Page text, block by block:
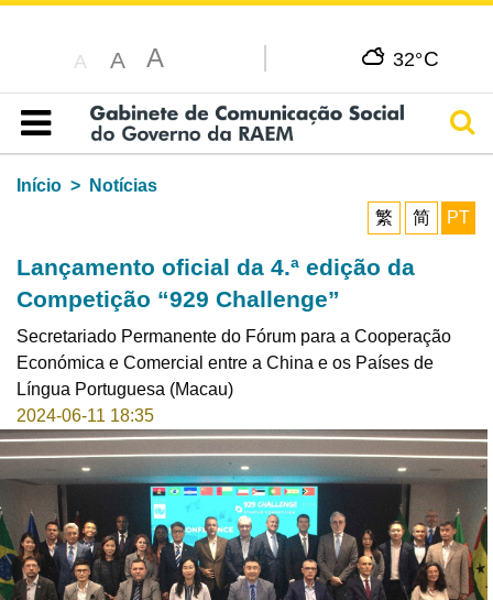
A A A 32°C
Índice
Início
Notícias
繁
简 PT
Lançamento oficial da 4.ª edição da
Competição “929 Challenge”
Secretariado Permanente do Fórum para a Cooperação
Económica e Comercial entre a China e os Países de
Língua Portuguesa (Macau)
2024-06-11 18:35